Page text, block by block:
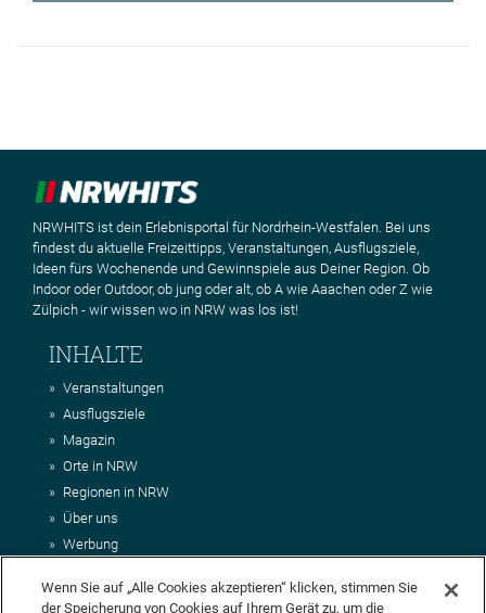
NRWHITS ist dein Erlebnisportal für Nordrhein-Westfalen. Bei uns
findest du aktuelle Freizeittipps, Veranstaltungen, Ausflugsziele,
Ideen fürs Wochenende und Gewinnspiele aus Deiner Region. Ob
Indoor oder Outdoor, ob jung oder alt, ob A wie Aaachen oder Z wie
Zülpich - wir wissen wo in NRW was los ist!
INHALTE
Veranstaltungen
Ausflugsziele
Magazin
Orte in NRW
Regionen in NRW
Über uns
Werbung
Impressum
Wenn Sie auf „Alle Cookies akzeptieren“ klicken, stimmen Sie
der Speicherung von Cookies auf Ihrem Gerät zu, um die